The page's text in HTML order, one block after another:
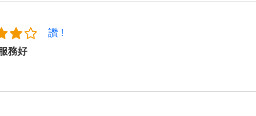
讚 !
務好